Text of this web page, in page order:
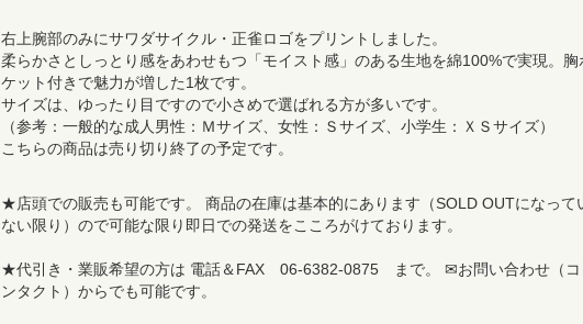
右上腕部のみにサワダサイクル・正雀ロゴをプリントしました。
柔らかさとしっとり感をあわせもつ「モイスト感」のある生地を綿100%で実現。胸
ケット付きで魅力が増した1枚です。
サイズは、ゆったり目ですので小さめで選ばれる方が多いです。
（参考：一般的な成人男性：Ｍサイズ、女性：Ｓサイズ、小学生：ＸＳサイズ）
こちらの商品は売り切り終了の予定です。
★店頭での販売も可能です。 商品の在庫は基本的にあります（SOLD OUTになって
ない限り）ので可能な限り即日での発送をこころがけております。
★代引き・業販希望の方は 電話＆FAX 06-6382-0875 まで。 ✉お問い合わせ（コ
ンタクト）からでも可能です。